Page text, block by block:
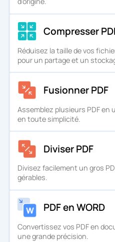
Compresser
Réduisez la taille de vos
pour un partage et un
Fusionner PDF
Assemblez plusieurs PDF en
en toute simplicité.
Diviser PDF
Divisez facilement un gros
gérables.
PDF en WORD
Convertissez vos PDF en
une grande précision.